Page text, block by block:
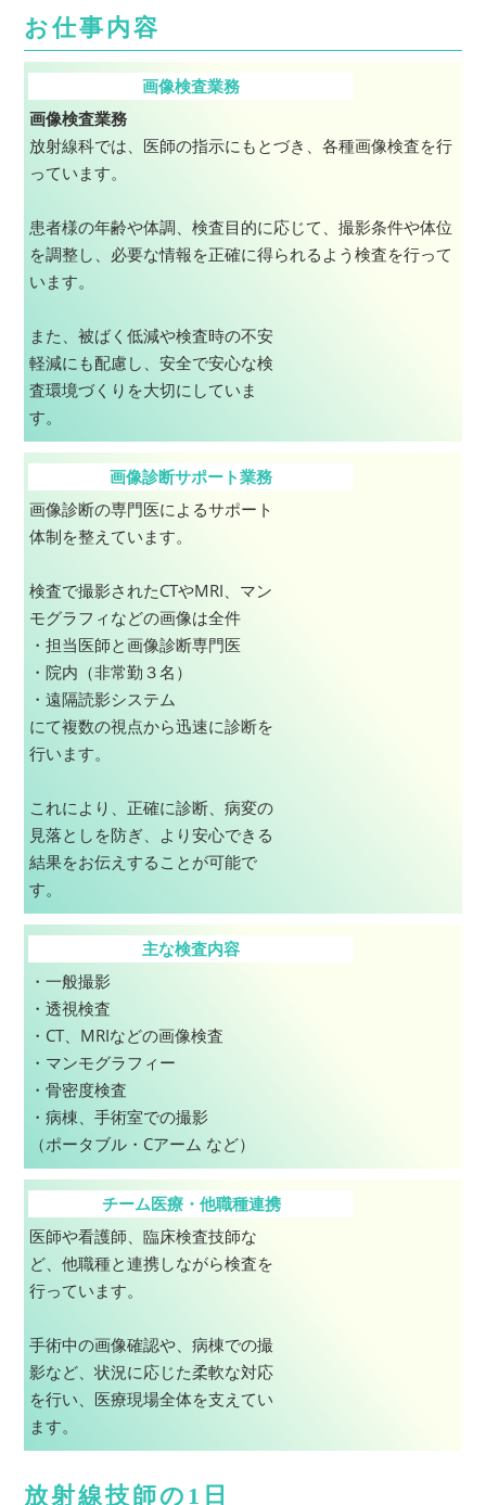
お仕事内容
画像検査業務
画像検査業務
放射線科では、医師の指示にもとづき、各種画像検査を行
っています。
患者様の年齢や体調、検査目的に応じて、撮影条件や体位
を調整し、必要な情報を正確に得られるよう検査を行って
います。
また、被ばく低減や検査時の不安
軽減にも配慮し、安全で安心な検
査環境づくりを大切にしていま
す。
画像診断サポート業務
画像診断の専門医によるサポート
体制を整えています。
検査で撮影されたCTやMRI、マン
モグラフィなどの画像は全件
・担当医師と画像診断専門医
・院内（非常勤３名）
・遠隔読影システム
にて複数の視点から迅速に診断を
行います。
これにより、正確に診断、病変の
見落としを防ぎ、より安心できる
結果をお伝えすることが可能で
す。
主な検査内容
・一般撮影
・透視検査
・CT、MRIなどの画像検査
・マンモグラフィー
・骨密度検査
・病棟、手術室での撮影
（ポータブル・Cアーム など）
チーム医療・他職種連携
医師や看護師、臨床検査技師な
ど、他職種と連携しながら検査を
行っています。
手術中の画像確認や、病棟での撮
影など、状況に応じた柔軟な対応
を行い、医療現場全体を支えてい
ます。
放射線技師の1日